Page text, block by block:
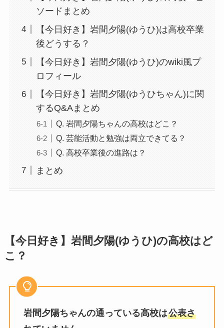
ソードまとめ
【今日好き】岩間夕陽(ゆうひ)は高校卒業
後どうする？
【今日好き】岩間夕陽(ゆうひ)のwiki風プ
ロフィール
【今日好き】岩間夕陽(ゆうひちゃん)に関
するQ&Aまとめ
Q. 岩間夕陽ちゃんの高校はどこ？
Q. 芸能活動と勉強は両立できてる？
Q. 高校卒業後の進路は？
まとめ
【今日好き】岩間夕陽(ゆうひ)の高校はど
こ？
岩間夕陽ちゃんの通っている高校は公表さ